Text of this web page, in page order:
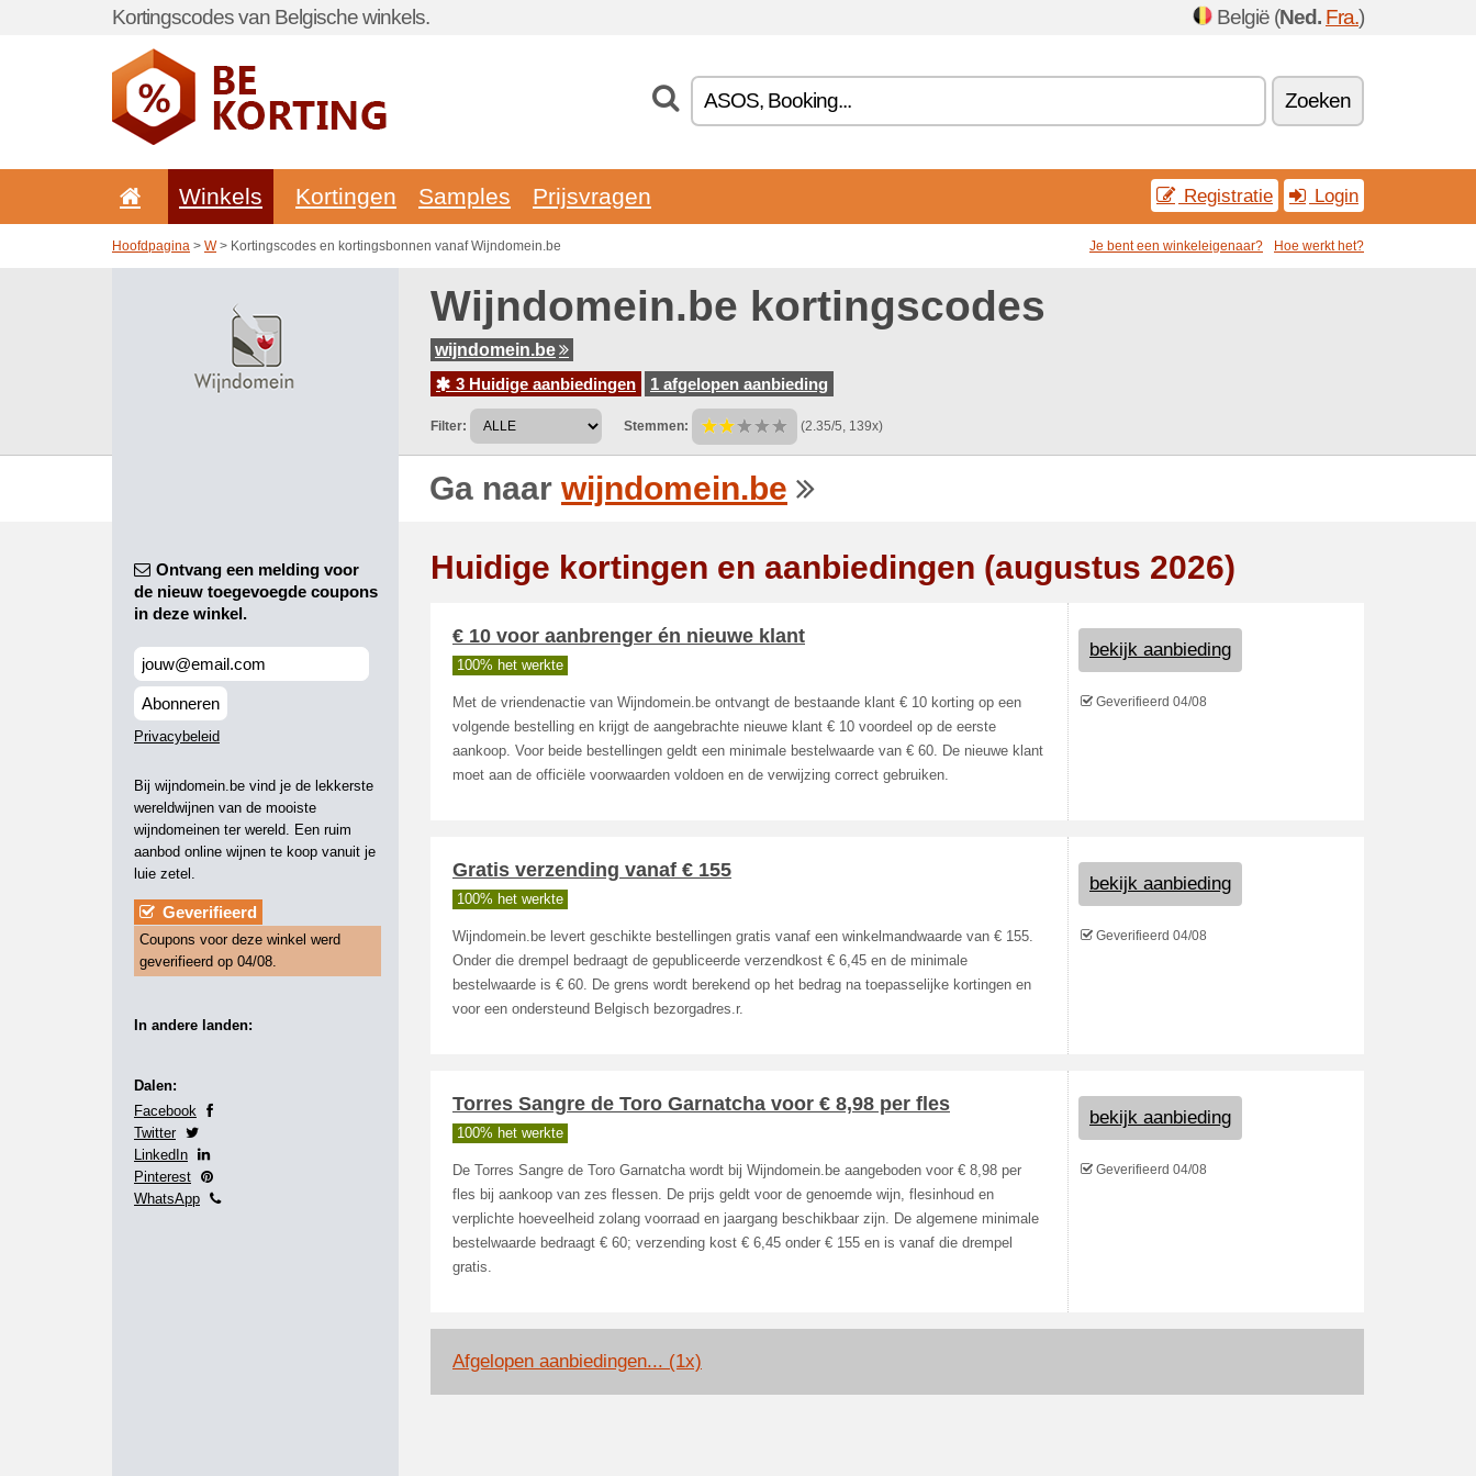
Kortingscodes van Belgische winkels. België (Ned. Fra.)
Zoeken
Winkels Kortingen Samples Prijsvragen Registratie Login
Hoofdpagina > W> Kortingscodes en kortingsbonnen vanaf Wijndomein.be Je bent een winkeleigenaar? Hoe werkt het?
Wijndomein.be kortingscodes
wijndomein.be
3 Huidige aanbiedingen
1 afgelopen aanbieding
Filter: Stemmen: (2.35/5, 139x)
Ga naar wijndomein.be
Ontvang een melding voor
de nieuw toegevoegde coupons
in deze winkel.
Abonneren
Privacybeleid
Bij wijndomein.be vind je de lekkerste
wereldwijnen van de mooiste
wijndomeinen ter wereld. Een ruim
aanbod online wijnen te koop vanuit je
luie zetel.
Geverifieerd
Coupons voor deze winkel werd
geverifieerd op 04/08.
In andere landen:
Dalen:
Facebook
Twitter
LinkedIn
Pinterest
WhatsApp
Huidige kortingen en aanbiedingen (augustus 2026)
€ 10 voor aanbrenger én nieuwe klant
100% het werkte
Met de vriendenactie van Wijndomein.be ontvangt de bestaande klant € 10 korting op een
volgende bestelling en krijgt de aangebrachte nieuwe klant € 10 voordeel op de eerste
aankoop. Voor beide bestellingen geldt een minimale bestelwaarde van € 60. De nieuwe klant
moet aan de officiële voorwaarden voldoen en de verwijzing correct gebruiken.
bekijk aanbieding
Geverifieerd 04/08
Gratis verzending vanaf € 155
100% het werkte
Wijndomein.be levert geschikte bestellingen gratis vanaf een winkelmandwaarde van € 155.
Onder die drempel bedraagt de gepubliceerde verzendkost € 6,45 en de minimale
bestelwaarde is € 60. De grens wordt berekend op het bedrag na toepasselijke kortingen en
voor een ondersteund Belgisch bezorgadres.r.
bekijk aanbieding
Geverifieerd 04/08
Torres Sangre de Toro Garnatcha voor € 8,98 per fles
100% het werkte
De Torres Sangre de Toro Garnatcha wordt bij Wijndomein.be aangeboden voor € 8,98 per
fles bij aankoop van zes flessen. De prijs geldt voor de genoemde wijn, flesinhoud en
verplichte hoeveelheid zolang voorraad en jaargang beschikbaar zijn. De algemene minimale
bestelwaarde bedraagt € 60; verzending kost € 6,45 onder € 155 en is vanaf die drempel
gratis.
bekijk aanbieding
Geverifieerd 04/08
Afgelopen aanbiedingen... (1x)